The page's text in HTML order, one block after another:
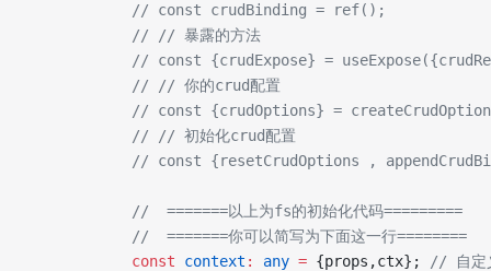
            // const crudBinding = ref();
            //
// 暴露的方法
// const {crudExpose} =
            //
// 你的crud配置
// const {crudOptions} =
            //
// 初始化crud配置
// const {resetCrudOptions ,
            //  =======以上为fs的初始化代码=========
            //  =======你可以简写为下面这一行========
            const
context : any = {props,ctx};
// 自定